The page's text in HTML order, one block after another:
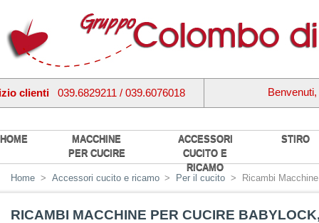
HOME
MACCHINE
PER CUCIRE
ACCESSORI
CUCITO E
RICAMO
STIRO
clienti 039.6829211 / 039.6076018 Benvenuti,
Home > Accessori cucito e ricamo > Per il cucito > Ricambi
RICAMBI MACCHINE PER CUCIRE